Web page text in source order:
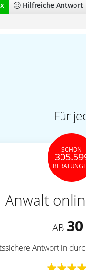
x Hilfreiche Antwort
Für
SCHON
Anwalt
AB 30
Antwort in